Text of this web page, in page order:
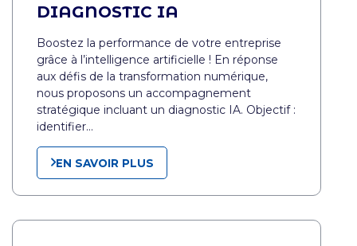
DIAGNOSTIC IA
Boostez la performance de votre entreprise
grâce à l’intelligence artificielle ! En réponse
aux défis de la transformation numérique,
nous proposons un accompagnement
stratégique incluant un diagnostic IA. Objectif :
identifier…
EN SAVOIR PLUS